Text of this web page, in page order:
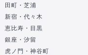
田町・芝浦
新宿・代々木
恵比寿・目黒
銀座・汐留
虎ノ門・神谷町